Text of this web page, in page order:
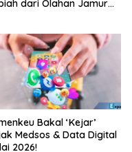
dari Olahan Jamur
Bakal ‘Kejar’
Medsos & Data Digital
2026!